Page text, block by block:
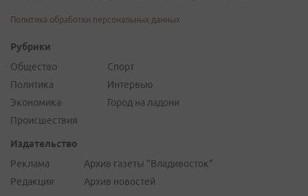
Политика обработки персональных данных
Рубрики
Общество
Политика
Экономика
Происшествия
Спорт
Интервью
Город на ладони
Издательство
Реклама
Редакция
Архив газеты "Владивосток"
Архив новостей